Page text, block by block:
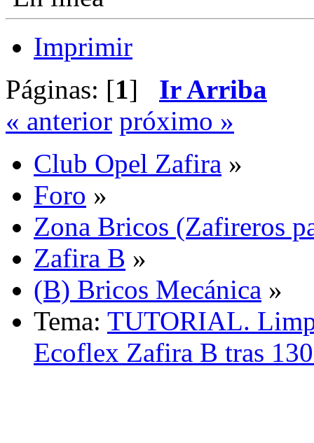
Imprimir
Páginas: [1] Ir Arriba
« anterior próximo »
Club Opel Zafira »
Foro »
Zona Bricos (Zafireros
Zafira B »
(B) Bricos Mecánica »
Tema: TUTORIAL.
Ecoflex Zafira B tras